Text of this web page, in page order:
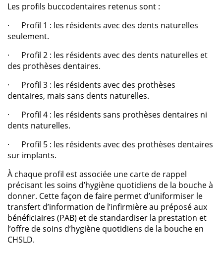
Les profils buccodentaires retenus sont :
· Profil 1 : les résidents avec des dents naturelles
seulement.
· Profil 2 : les résidents avec des dents naturelles et
des prothèses dentaires.
· Profil 3 : les résidents avec des prothèses
dentaires, mais sans dents naturelles.
· Profil 4 : les résidents sans prothèses dentaires ni
dents naturelles.
· Profil 5 : les résidents avec des prothèses dentaires
sur implants.
À chaque profil est associée une carte de rappel
précisant les soins d’hygiène quotidiens de la bouche à
donner. Cette façon de faire permet d’uniformiser le
transfert d’information de l’infirmière au préposé aux
bénéficiaires (PAB) et de standardiser la prestation et
l’offre de soins d’hygiène quotidiens de la bouche en
CHSLD.